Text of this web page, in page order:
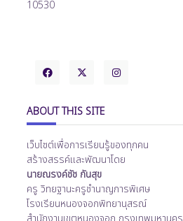
10530
ABOUT THIS SITE
เว็บไซต์เพื่อการเรียนรู้ของทุกคน
สร้างสรรค์และพัฒนาโดย
นายณรงค์ชัช กันสุข
ครู วิทยฐานะครูชำนาญการพิเศษ
โรงเรียนหนองจอกพิทยานุสรณ์